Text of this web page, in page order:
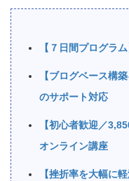
【７日間プログラ
【ブログベース構
のサポート対応
【初心者歓迎／
オンライン講座
【挫折率を大幅に